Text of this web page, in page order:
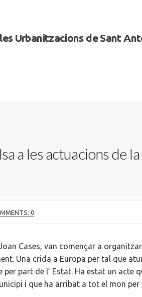
Urbanitzacions de Sant
a les actuacions de
0
Cases, van començar a
Una crida a Europa per tal que
per part de l’ Estat. Ha estat un acte
i que ha arribat a tot el mon